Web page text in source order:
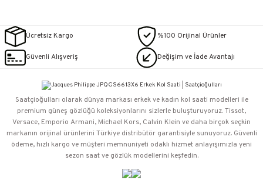
Ücretsiz Kargo %100 Orijinal Ürünler
Güvenli Alışveriş Değişim ve İade Avantajı
Saatçioğulları⁠ olarak dünya markası erkek ve kadın kol saati modelleri ile
premium güneş gözlüğü koleksiyonlarını sizlerle buluşturuyoruz. Tissot,
Versace, Emporio Armani, Michael Kors, Calvin Klein ve daha birçok seçkin
markanın orijinal ürünlerini Türkiye distribütör garantisiyle sunuyoruz. Güvenli
ödeme, hızlı kargo ve müşteri memnuniyeti odaklı hizmet anlayışımızla yeni
sezon saat ve gözlük modellerini keşfedin.